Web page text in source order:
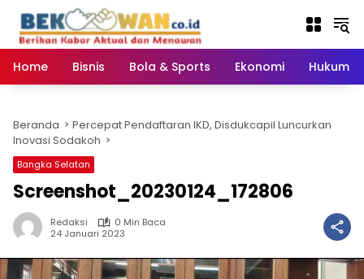
konten
Home
Bisnis Bola & Sports Ekonomi Hukum
Beranda
Percepat Pendaftaran IKD, Disdukcapil Luncurkan
Inovasi Sodakoh
Bangka Selatan
Screenshot_20230124_172806
Redaksi
0 Min Baca
24 Januari 2023